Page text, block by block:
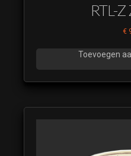
RTL-Z
€
Toevoegen